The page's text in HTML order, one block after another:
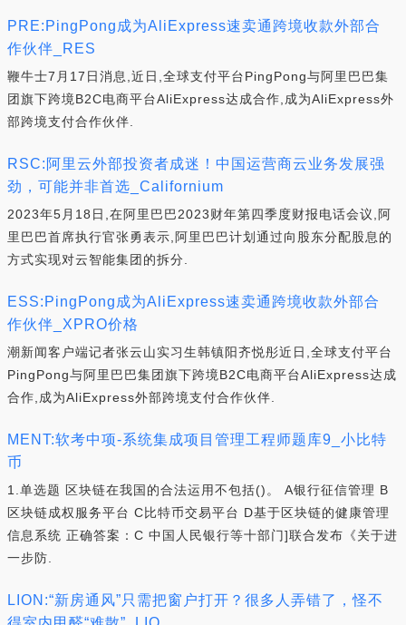
PRE:PingPong成为AliExpress速卖通跨境收款外部合
作伙伴_RES
鞭牛士7月17日消息,近日,全球支付平台PingPong与阿里巴巴集
团旗下跨境B2C电商平台AliExpress达成合作,成为AliExpress外
部跨境支付合作伙伴.
RSC:阿里云外部投资者成迷！中国运营商云业务发展强
劲，可能并非首选_Californium
2023年5月18日,在阿里巴巴2023财年第四季度财报电话会议,阿
里巴巴首席执行官张勇表示,阿里巴巴计划通过向股东分配股息的
方式实现对云智能集团的拆分.
ESS:PingPong成为AliExpress速卖通跨境收款外部合
作伙伴_XPRO价格
潮新闻客户端记者张云山实习生韩镇阳齐悦彤近日,全球支付平台
PingPong与阿里巴巴集团旗下跨境B2C电商平台AliExpress达成
合作,成为AliExpress外部跨境支付合作伙伴.
MENT:软考中项-系统集成项目管理工程师题库9_小比特
币
1.单选题 区块链在我国的合法运用不包括()。 A银行征信管理 B
区块链成权服务平台 C比特币交易平台 D基于区块链的健康管理
信息系统 正确答案：C 中国人民银行等十部门]联合发布《关于进
一步防.
LION:“新房通风”只需把窗户打开？很多人弄错了，怪不